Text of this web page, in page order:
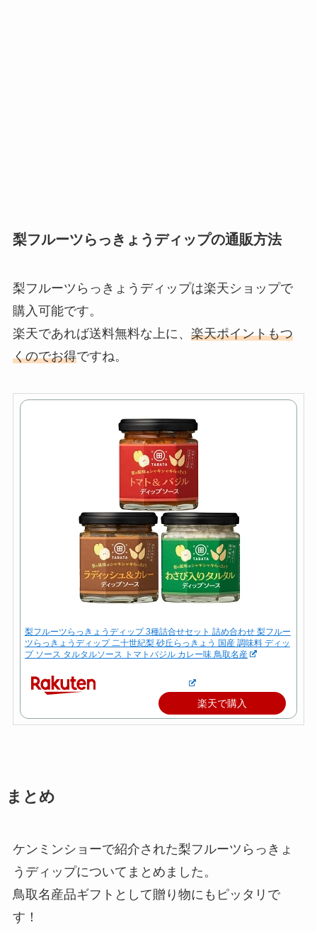
梨フルーツらっきょうディップの通販方法
梨フルーツらっきょうディップは楽天ショップで
購入可能です。
楽天であれば送料無料な上に、 楽天ポイントもつ
くのでお得ですね。
梨フルーツらっきょうディップ 3種詰合せセット 詰め合わせ 梨フルー
ツらっきょうディップ 二十世紀梨 砂丘らっきょう 国産 調味料 ディッ
プ ソース タルタルソース トマトバジル カレー味 鳥取名産
楽天で購入
まとめ
ケンミンショーで紹介された梨フルーツらっきょ
うディップについてまとめました。
鳥取名産品ギフトとして贈り物にもピッタリで
す！